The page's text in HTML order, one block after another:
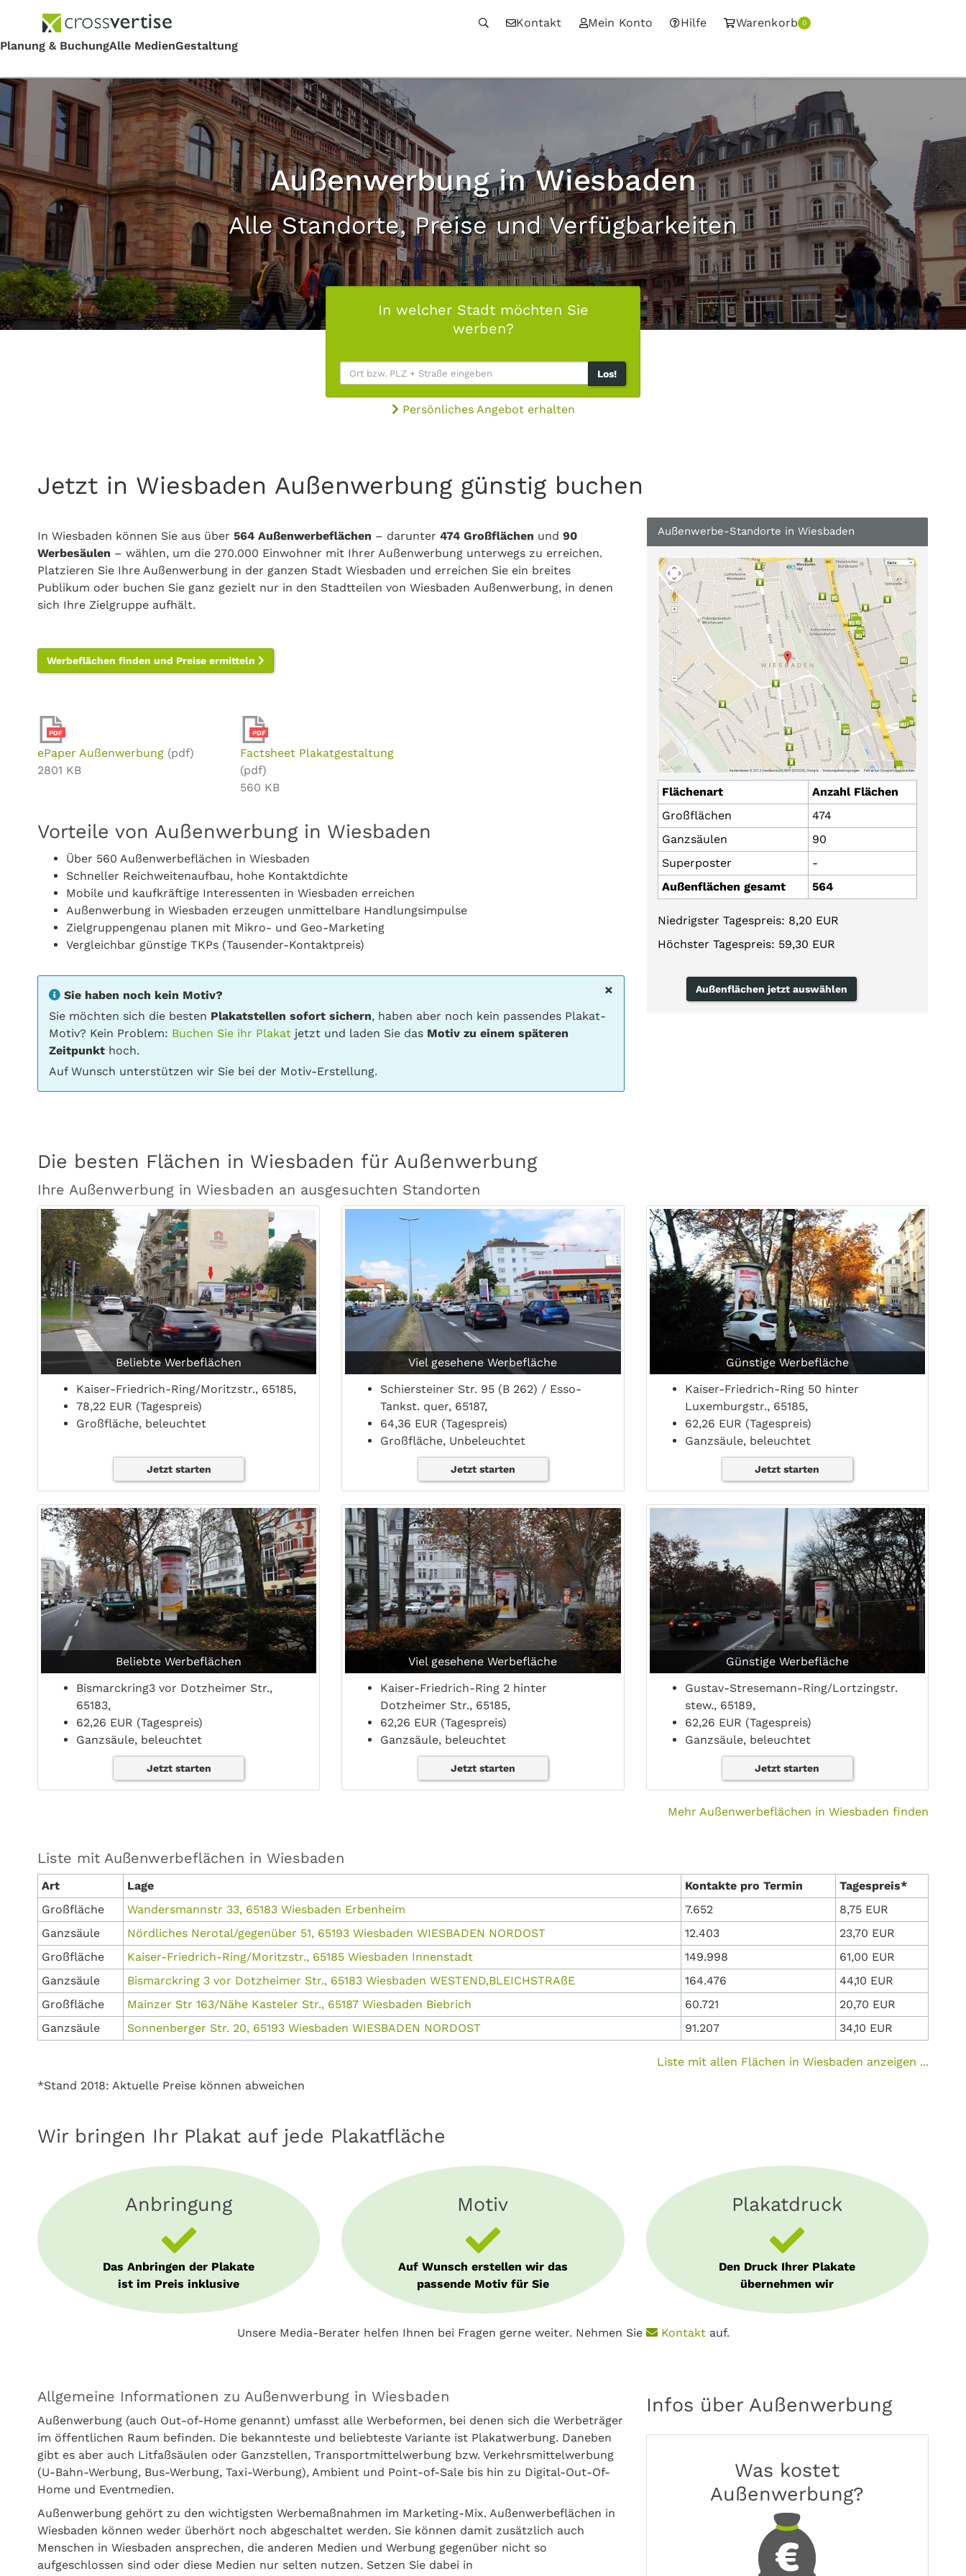
Kontakt Mein Konto Hilfe Warenkorb 0
Außenwerbung in Wiesbaden
Alle Standorte, Preise und Verfügbarkeiten
In welcher Stadt möchten Sie
werben?
Los!
Persönliches Angebot erhalten
Jetzt in Wiesbaden Außenwerbung günstig buchen
In Wiesbaden können Sie aus über 564 Außenwerbeflächen – darunter 474 Großflächen und 90
Werbesäulen – wählen, um die 270.000 Einwohner mit Ihrer Außenwerbung unterwegs zu erreichen.
Platzieren Sie Ihre Außenwerbung in der ganzen Stadt Wiesbaden und erreichen Sie ein breites
Publikum oder buchen Sie ganz gezielt nur in den Stadtteilen von Wiesbaden Außenwerbung, in denen
sich Ihre Zielgruppe aufhält.
Werbeflächen finden und Preise ermitteln
PDF
ePaper Außenwerbung (pdf)
2801 KB
PDF
Factsheet Plakatgestaltung
(pdf)
560 KB
Vorteile von Außenwerbung in Wiesbaden
Über 560 Außenwerbeflächen in Wiesbaden
Schneller Reichweitenaufbau, hohe Kontaktdichte
Mobile und kaufkräftige Interessenten in Wiesbaden erreichen
Außenwerbung in Wiesbaden erzeugen unmittelbare Handlungsimpulse
Zielgruppengenau planen mit Mikro- und Geo-Marketing
Vergleichbar günstige TKPs (Tausender-Kontaktpreis)
×
Sie haben noch kein Motiv?
Sie möchten sich die besten Plakatstellen sofort sichern, haben aber noch kein passendes Plakat-
Motiv? Kein Problem: Buchen Sie ihr Plakat jetzt und laden Sie das Motiv zu einem späteren
Zeitpunkt hoch.
Auf Wunsch unterstützen wir Sie bei der Motiv-Erstellung.
Außenwerbe-Standorte in Wiesbaden
Flächenart
Anzahl Flächen
Großflächen
474
Ganzsäulen
90
Superposter
-
Außenflächen gesamt
564
Niedrigster Tagespreis: 8,20 EUR
Höchster Tagespreis: 59,30 EUR
Außenflächen jetzt auswählen
Die besten Flächen in Wiesbaden für Außenwerbung
Ihre Außenwerbung in Wiesbaden an ausgesuchten Standorten
Beliebte Werbeflächen
Kaiser-Friedrich-Ring/Moritzstr., 65185,
78,22 EUR (Tagespreis)
Großfläche, beleuchtet
Jetzt starten
Viel gesehene Werbefläche
Schiersteiner Str. 95 (B 262) / Esso-
Tankst. quer, 65187,
64,36 EUR (Tagespreis)
Großfläche, Unbeleuchtet
Jetzt starten
Günstige Werbefläche
Kaiser-Friedrich-Ring 50 hinter
Luxemburgstr., 65185,
62,26 EUR (Tagespreis)
Ganzsäule, beleuchtet
Jetzt starten
Beliebte Werbeflächen
Bismarckring3 vor Dotzheimer Str.,
65183,
62,26 EUR (Tagespreis)
Ganzsäule, beleuchtet
Jetzt starten
Viel gesehene Werbefläche
Kaiser-Friedrich-Ring 2 hinter
Dotzheimer Str., 65185,
62,26 EUR (Tagespreis)
Ganzsäule, beleuchtet
Jetzt starten
Günstige Werbefläche
Gustav-Stresemann-Ring/Lortzingstr.
stew., 65189,
62,26 EUR (Tagespreis)
Ganzsäule, beleuchtet
Jetzt starten
Mehr Außenwerbeflächen in Wiesbaden finden
Liste mit Außenwerbeflächen in Wiesbaden
Art Lage Kontakte pro Termin
Tagespreis*
Großfläche
Wandersmannstr 33, 65183 Wiesbaden Erbenheim 7.652
8,75 EUR
Ganzsäule
Nördliches Nerotal/gegenüber 51, 65193 Wiesbaden WIESBADEN NORDOST 12.403
23,70 EUR
Großfläche
Kaiser-Friedrich-Ring/Moritzstr., 65185 Wiesbaden Innenstadt 149.998
61,00 EUR
Ganzsäule
Bismarckring 3 vor Dotzheimer Str., 65183 Wiesbaden WESTEND,BLEICHSTRAßE 164.476
44,10 EUR
Großfläche
Mainzer Str 163/Nähe Kasteler Str., 65187 Wiesbaden Biebrich 60.721
20,70 EUR
Ganzsäule
Sonnenberger Str. 20, 65193 Wiesbaden WIESBADEN NORDOST 91.207 34,10 EUR
Liste mit allen Flächen in Wiesbaden anzeigen ...
*Stand 2018: Aktuelle Preise können abweichen
Wir bringen Ihr Plakat auf jede Plakatfläche
Anbringung
Das Anbringen der Plakate
ist im Preis inklusive
Motiv
Auf Wunsch erstellen wir das
passende Motiv für Sie
Plakatdruck
Den Druck Ihrer Plakate
übernehmen wir
Unsere Media-Berater helfen Ihnen bei Fragen gerne weiter. Nehmen Sie Kontaktauf.
Allgemeine Informationen zu Außenwerbung in Wiesbaden
Außenwerbung (auch Out-of-Home genannt) umfasst alle Werbeformen, bei denen sich die Werbeträger
im öffentlichen Raum befinden. Die bekannteste und beliebteste Variante ist Plakatwerbung. Daneben
gibt es aber auch Litfaßsäulen oder Ganzstellen, Transportmittelwerbung bzw. Verkehrsmittelwerbung
(U-Bahn-Werbung, Bus-Werbung, Taxi-Werbung), Ambient und Point-of-Sale bis hin zu Digital-Out-Of-
Home und Eventmedien.
Außenwerbung gehört zu den wichtigsten Werbemaßnahmen im Marketing-Mix. Außenwerbeflächen in
Wiesbaden können weder überhört noch abgeschaltet werden. Sie können damit zusätzlich auch
Menschen in Wiesbaden ansprechen, die anderen Medien und Werbung gegenüber nicht so
aufgeschlossen sind oder diese Medien nur selten nutzen. Setzen Sie dabei in
Infos über Außenwerbung
Was kostet
Außenwerbung?